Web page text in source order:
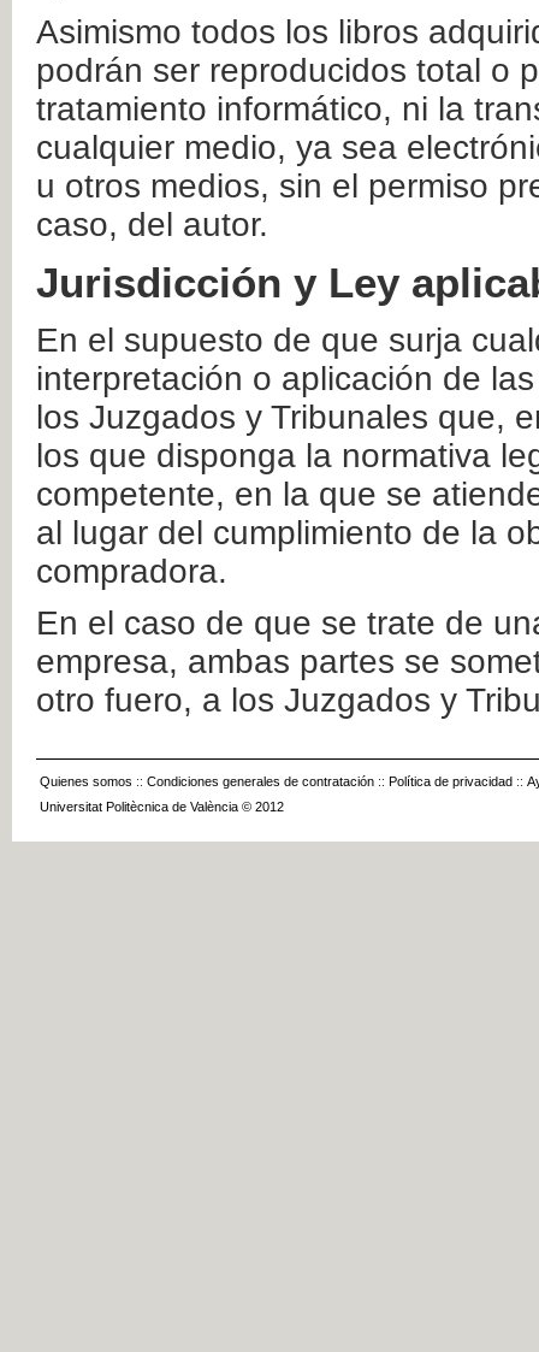
Asimismo todos los libros
podrán ser reproducidos total o
tratamiento informático, ni la
cualquier medio, ya sea
u otros medios, sin el permiso
caso, del autor.
Jurisdicción y Ley
En el supuesto de que surja
interpretación o aplicación de
los Juzgados y Tribunales que,
los que disponga la normativa
competente, en la que se
al lugar del cumplimiento de la
compradora.
En el caso de que se trate de
empresa, ambas partes se
otro fuero, a los Juzgados y
Quienes somos :: Condiciones generales de contratación :: Política de privacidad ::
Universitat Politècnica de València © 2012